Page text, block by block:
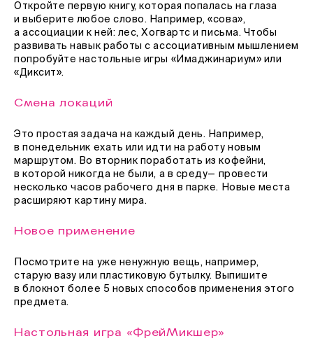
Откройте первую книгу, которая попалась на глаза
и выберите любое слово. Например, «сова»,
а ассоциации к ней: лес, Хогвартс и письма. Чтобы
развивать навык работы с ассоциативным мышлением
попробуйте настольные игры «Имаджинариум» или
«Диксит».
Смена локаций
Это простая задача на каждый день. Например,
в понедельник ехать или идти на работу новым
маршрутом. Во вторник поработать из кофейни,
в которой никогда не были, а в среду— провести
несколько часов рабочего дня в парке. Новые места
расширяют картину мира.
Новое применение
Посмотрите на уже ненужную вещь, например,
старую вазу или пластиковую бутылку. Выпишите
в блокнот более 5 новых способов применения этого
предмета.
Настольная игра «ФрейМикшер»